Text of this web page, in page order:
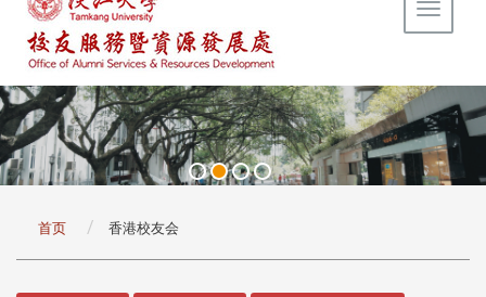
Toggle
首页 香港校友会